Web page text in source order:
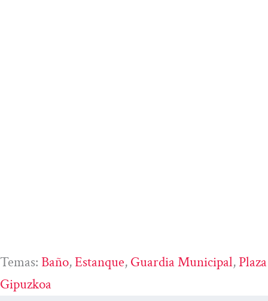
Temas: Baño, Estanque, Guardia Municipal, Plaza
Gipuzkoa